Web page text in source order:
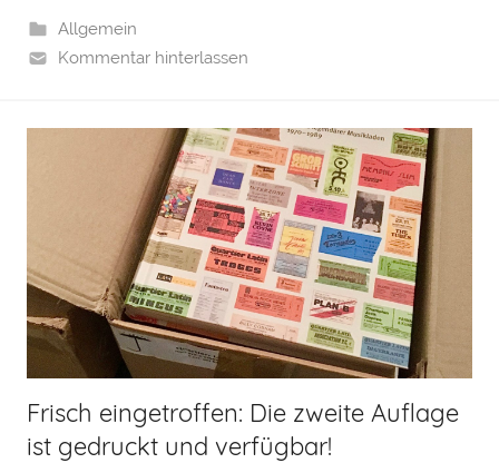
Allgemein
Kommentar hinterlassen
Frisch eingetroffen: Die zweite Auflage
ist gedruckt und verfügbar!